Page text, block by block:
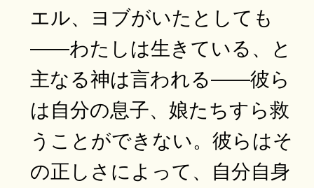
エル、ヨブがいたとしても
――わたしは生きている、と
主なる神は言われる――彼ら
は自分の息子、娘たちすら救
うことができない。彼らはそ
の正しさによって、自分自身